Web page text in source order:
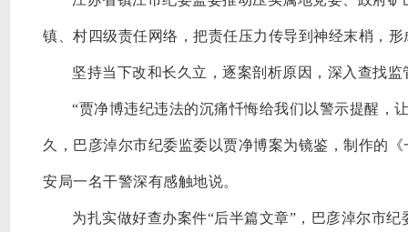
镇、村四级责任网络，把责任压力传导到神经末梢，
坚持当下改和长久立，逐案剖析原因，深入查找
“贾净博违纪违法的沉痛忏悔给我们以警示提醒，
久，巴彦淖尔市纪委监委以贾净博案为镜鉴，制作的
安局一名干警深有感触地说。
为扎实做好查办案件“后半篇文章”，巴彦淖尔市